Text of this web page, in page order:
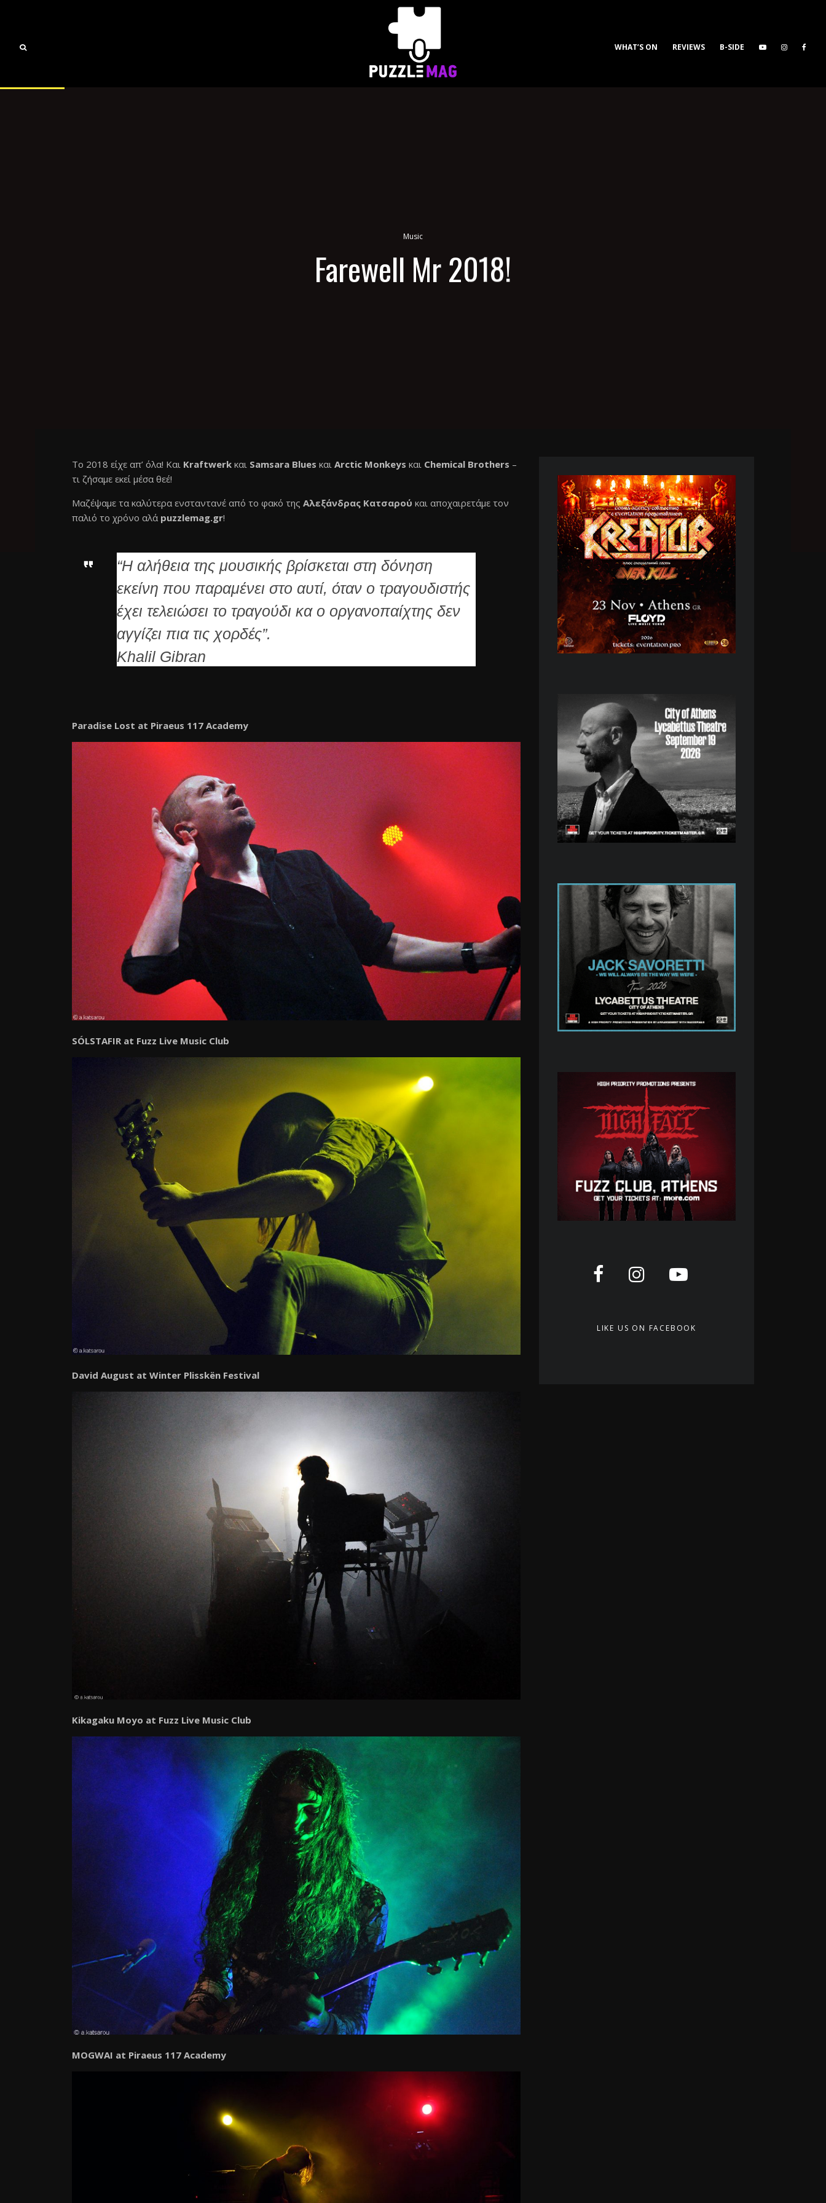
B-SIDE
REVIEWS
WHAT’S ON
Music
Farewell Mr 2018!
Το 2018 είχε απ’ όλα! Και Kraftwerk και Samsara Blues και Arctic Monkeys και Chemical Brothers –
τι ζήσαμε εκεί μέσα θεέ!
Μαζέψαμε τα καλύτερα ενσταντανέ από το φακό της Αλεξάνδρας Κατσαρού και αποχαιρετάμε τον
παλιό το χρόνο αλά puzzlemag.gr!
“Η αλήθεια της μουσικής βρίσκεται στη δόνηση
εκείνη που παραμένει στο αυτί, όταν ο τραγουδιστής
έχει τελειώσει το τραγούδι κα ο οργανοπαίχτης δεν
αγγίζει πια τις χορδές”.
Khalil Gibran
Paradise Lost at Piraeus 117 Academy
SÓLSTAFIR at Fuzz Live Music Club
David August at Winter Plisskën Festival
Kikagaku Moyo at Fuzz Live Music Club
MOGWAI at Piraeus 117 Academy
LIKE US ON FACEBOOK